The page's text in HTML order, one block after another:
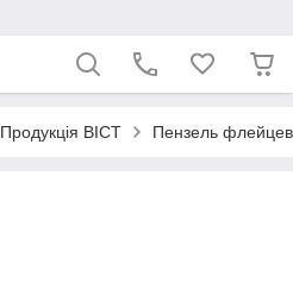
Продукція ВІСТ Пензель